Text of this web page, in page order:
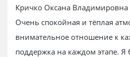
Кричко Оксана
Очень спокойная и тёплая
внимательное отношение к
поддержка на каждом этапе. Я